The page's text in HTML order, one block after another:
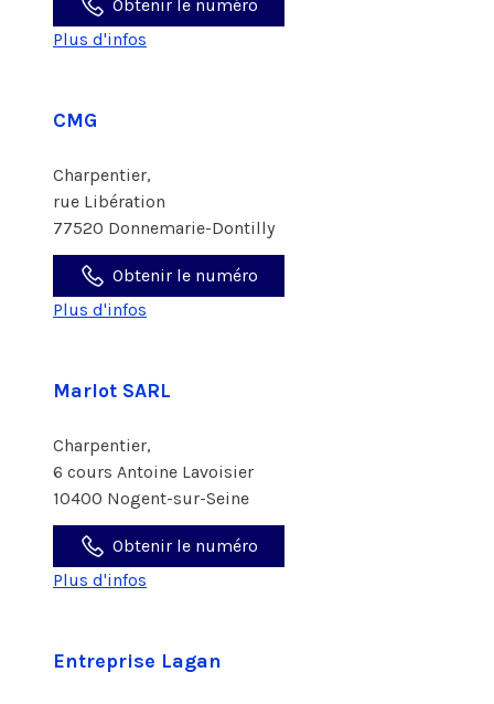
Obtenir le numéro
Plus d'infos
CMG
Charpentier,
rue Libération
77520 Donnemarie-Dontilly
Obtenir le numéro
Plus d'infos
Marlot SARL
Charpentier,
6 cours Antoine Lavoisier
10400 Nogent-sur-Seine
Obtenir le numéro
Plus d'infos
Entreprise Lagan